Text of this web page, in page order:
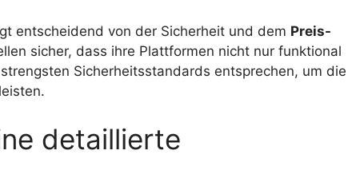
entscheidend von der Sicherheit und dem Preis-
sicher, dass ihre Plattformen nicht nur funktional
Sicherheitsstandards entsprechen, um die
detaillierte